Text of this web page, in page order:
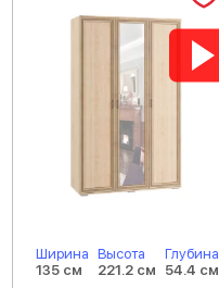
Ширина
135 см
Высота
221.2 см
Глубина
54.4 см